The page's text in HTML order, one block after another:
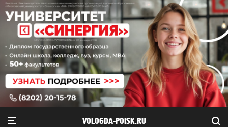
VOLOGDA-POISK.RU